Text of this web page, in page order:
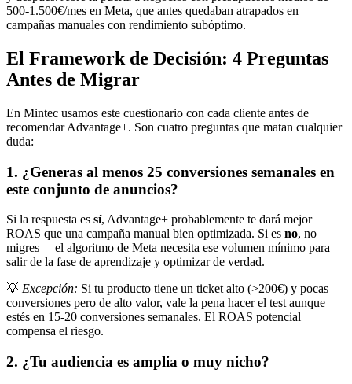
500-1.500€/mes en Meta, que antes quedaban atrapados en
campañas manuales con rendimiento subóptimo.
El Framework de Decisión: 4 Preguntas
Antes de Migrar
En Mintec usamos este cuestionario con cada cliente antes de
recomendar Advantage+. Son cuatro preguntas que matan cualquier
duda:
1. ¿Generas al menos 25 conversiones semanales en
este conjunto de anuncios?
Si la respuesta es sí, Advantage+ probablemente te dará mejor
ROAS que una campaña manual bien optimizada. Si es no, no
migres —el algoritmo de Meta necesita ese volumen mínimo para
salir de la fase de aprendizaje y optimizar de verdad.
💡 Excepción: Si tu producto tiene un ticket alto (>200€) y pocas
conversiones pero de alto valor, vale la pena hacer el test aunque
estés en 15-20 conversiones semanales. El ROAS potencial
compensa el riesgo.
2. ¿Tu audiencia es amplia o muy nicho?